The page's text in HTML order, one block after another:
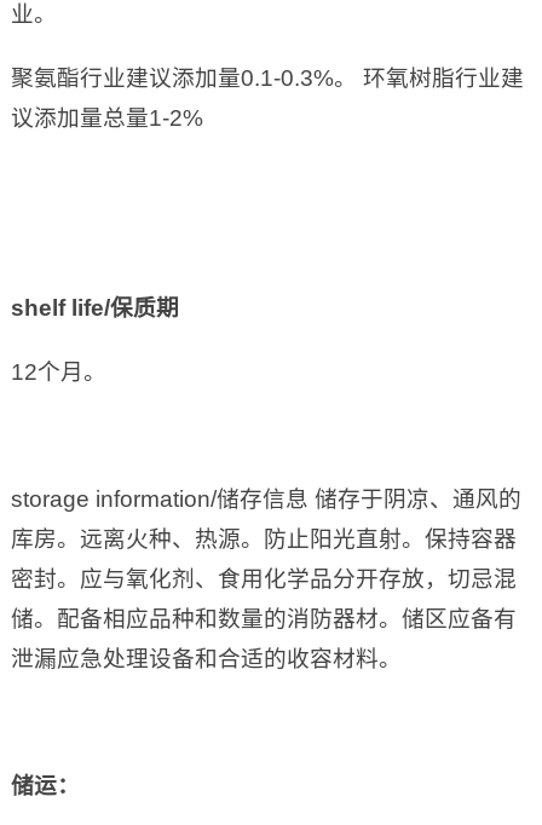
业。
聚氨酯行业建议添加量0.1-0.3%。 环氧树脂行业建
议添加量总量1-2%
shelf life/保质期
12个月。
storage information/储存信息 储存于阴凉、通风的
库房。远离火种、热源。防止阳光直射。保持容器
密封。应与氧化剂、食用化学品分开存放，切忌混
储。配备相应品种和数量的消防器材。储区应备有
泄漏应急处理设备和合适的收容材料。
储运：